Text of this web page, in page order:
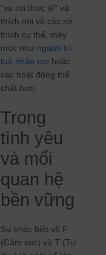
“xa rời thực tế” và
thích nói về các sở
thích cụ thể, máy
móc như ngành trí
tuệ nhân tạo hoặc
các hoạt động thể
chất hơn.
Trong
tình yêu
và mối
quan hệ
bền vững
Sự khác biệt về F
(Cảm xúc) và T (Tư